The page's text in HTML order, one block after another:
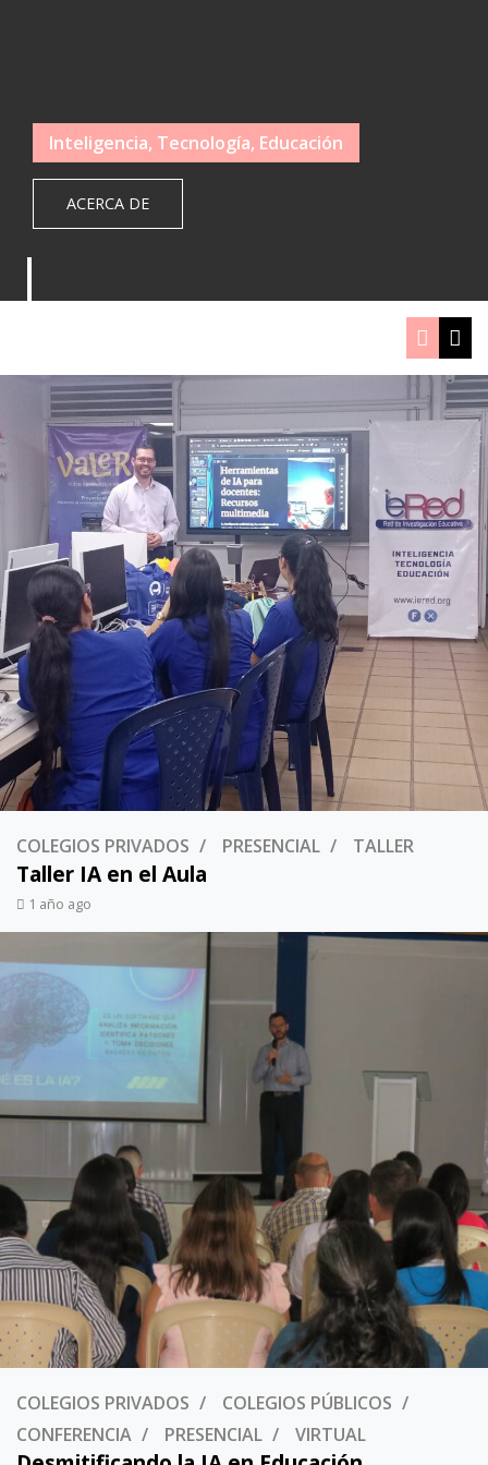
Inteligencia, Tecnología, Educación
ACERCA DE
COLEGIOS PRIVADOS PRESENCIAL TALLER
Taller IA en el Aula
1 año ago
COLEGIOS PRIVADOS
COLEGIOS PÚBLICOS
CONFERENCIA
PRESENCIAL VIRTUAL